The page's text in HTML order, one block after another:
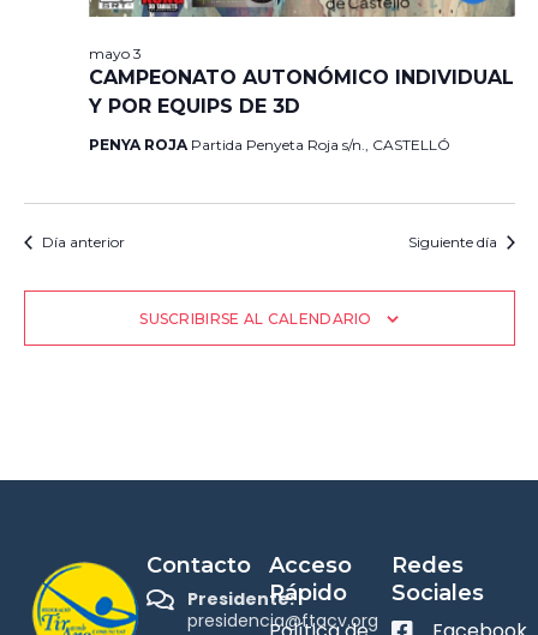
CAMPEONATO AUTONÓMICO INDIVIDUAL
Y POR EQUIPS DE 3D
mayo 3
PENYA ROJA Partida Penyeta Roja s/n., CASTELLÓ
Día anterior Siguiente día
SUSCRIBIRSE AL CALENDARIO
Contacto
Presidente:
presidencia@ftacv.org
Acceso
Rápido
Redes
Sociales